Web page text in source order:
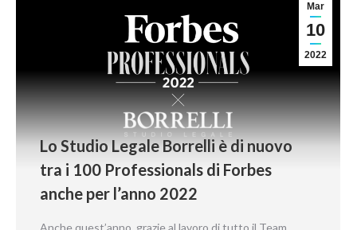
Mar
10
2022
Lo Studio Legale Borrelli è di nuovo
tra i 100 Professionals di Forbes
anche per l’anno 2022
Anche quest’anno, grazie al lavoro di tutto il Team